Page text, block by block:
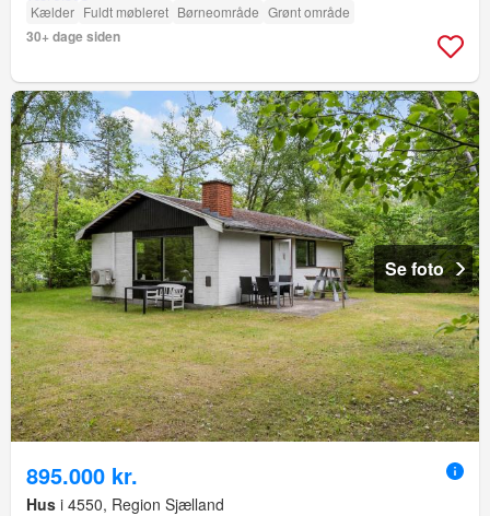
Kælder Fuldt møbleret Børneområde Grønt område
30+ dage siden
Se foto
895.000 kr.
Hus i 4550, Region Sjælland